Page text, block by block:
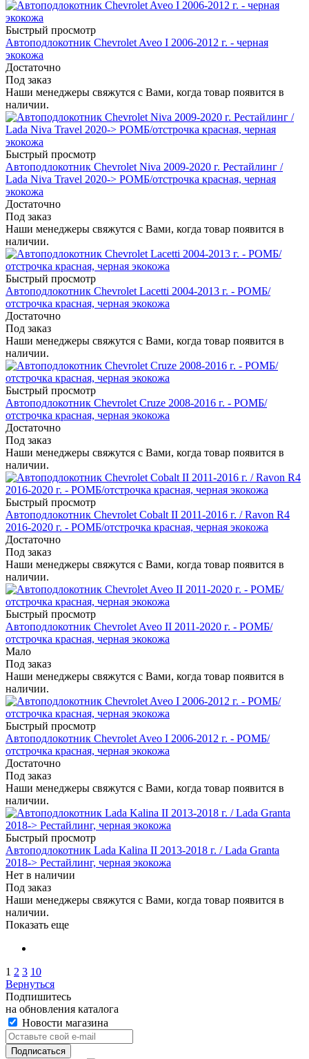
Быстрый просмотр
Автоподлокотник Chevrolet Aveo I 2006-2012 г. - черная
экокожа
Достаточно
Под заказ
Наши менеджеры свяжутся с Вами, когда товар появится в
наличии.
Быстрый просмотр
Автоподлокотник Chevrolet Niva 2009-2020 г. Рестайлинг /
Lada Niva Travel 2020-> РОМБ/отстрочка красная, черная
экокожа
Достаточно
Под заказ
Наши менеджеры свяжутся с Вами, когда товар появится в
наличии.
Быстрый просмотр
Автоподлокотник Chevrolet Lacetti 2004-2013 г. - РОМБ/
отстрочка красная, черная экокожа
Достаточно
Под заказ
Наши менеджеры свяжутся с Вами, когда товар появится в
наличии.
Быстрый просмотр
Автоподлокотник Chevrolet Cruze 2008-2016 г. - РОМБ/
отстрочка красная, черная экокожа
Достаточно
Под заказ
Наши менеджеры свяжутся с Вами, когда товар появится в
наличии.
Быстрый просмотр
Автоподлокотник Chevrolet Cobalt II 2011-2016 г. / Ravon R4
2016-2020 г. - РОМБ/отстрочка красная, черная экокожа
Достаточно
Под заказ
Наши менеджеры свяжутся с Вами, когда товар появится в
наличии.
Быстрый просмотр
Автоподлокотник Chevrolet Aveo II 2011-2020 г. - РОМБ/
отстрочка красная, черная экокожа
Мало
Под заказ
Наши менеджеры свяжутся с Вами, когда товар появится в
наличии.
Быстрый просмотр
Автоподлокотник Chevrolet Aveo I 2006-2012 г. - РОМБ/
отстрочка красная, черная экокожа
Достаточно
Под заказ
Наши менеджеры свяжутся с Вами, когда товар появится в
наличии.
Быстрый просмотр
Автоподлокотник Lada Kalina II 2013-2018 г. / Lada Granta
2018-> Рестайлинг, черная экокожа
Нет в наличии
Под заказ
Наши менеджеры свяжутся с Вами, когда товар появится в
наличии.
Показать еще
1 2 3 10
Вернуться
Подпишитесь
на обновления каталога
Новости магазина